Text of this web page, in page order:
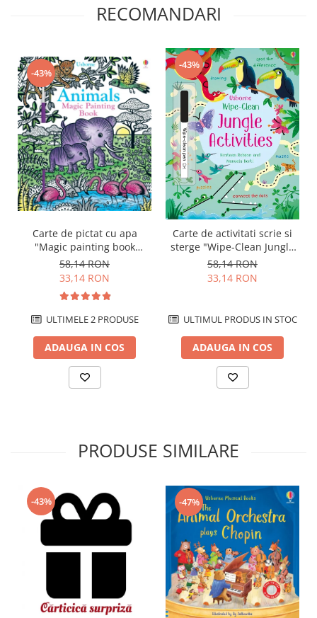
RECOMANDARI
-43%
Carte de pictat cu apa
"Magic painting book
Animals", Usborne
58,14 RON
33,14 RON
ULTIMELE 2 PRODUSE
ADAUGA IN COS
-43%
Carte de activitati scrie si
sterge "Wipe-Clean Jungle
Activities", reutilizabila,
Usborne
58,14 RON
33,14 RON
ULTIMUL PRODUS IN STOC
ADAUGA IN COS
PRODUSE SIMILARE
-43% -47%